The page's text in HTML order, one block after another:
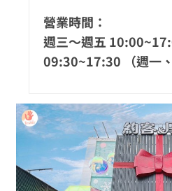
營業時間：
週三～週五
09:30~17:30 （週一、